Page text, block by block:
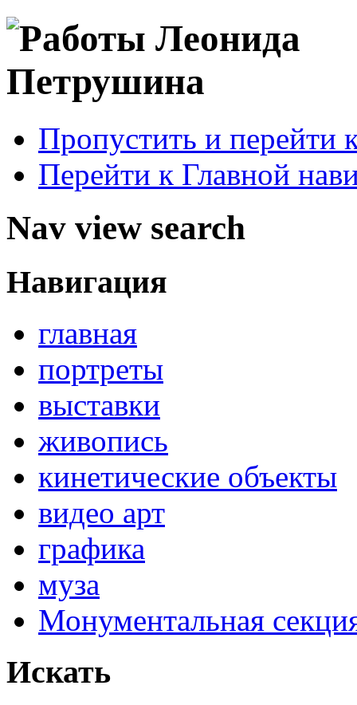
Пропустить и перейти
Перейти к Главной
Nav view search
Навигация
главная
портреты
выставки
живопись
кинетические объекты
видео арт
графика
муза
Монументальная
Искать